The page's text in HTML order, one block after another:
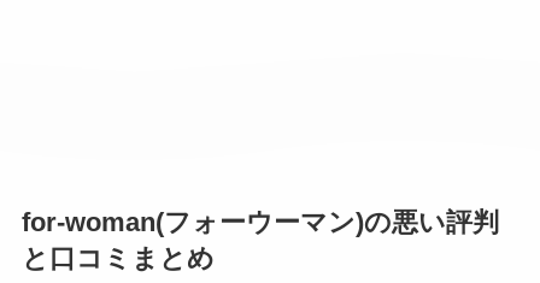
for-woman(フォーウーマン)の悪い評判
と口コミまとめ